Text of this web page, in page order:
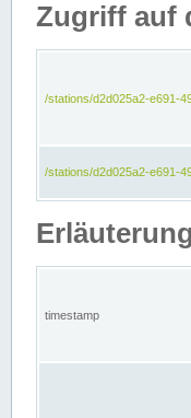
Zugriff auf
/stations/d2d025a2-e691-
/stations/d2d025a2-e691-
timestamp